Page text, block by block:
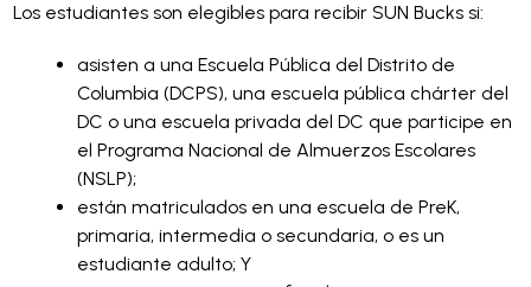
Los estudiantes son elegibles para recibir SUN Bucks si:
asisten a una Escuela Pública del Distrito de
Columbia (DCPS), una escuela pública chárter del
DC o una escuela privada del DC que participe en
el Programa Nacional de Almuerzos Escolares
(NSLP);
están matriculados en una escuela de PreK,
primaria, intermedia o secundaria, o es un
estudiante adulto; Y